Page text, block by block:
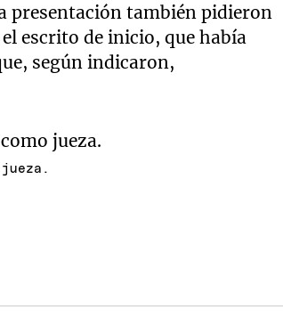
presentación también pidieron
escrito de inicio, que había
según indicaron,